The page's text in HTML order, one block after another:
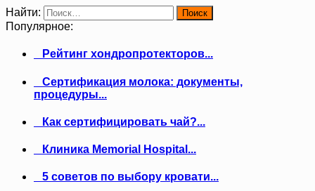
Найти:
Популярное:
Рейтинг хондропротекторов...
Сертификация молока: документы,
процедуры...
Как сертифицировать чай?...
Клиника Memorial Hospital...
5 советов по выбору кровати...